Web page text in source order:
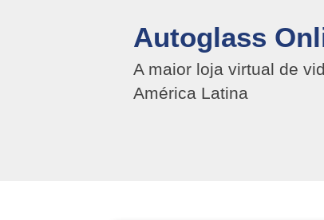
Autoglass
A maior loja virtual de
América Latina